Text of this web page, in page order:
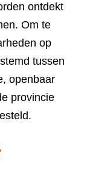
ontdekt
Om te
op
tussen
openbaar
provincie